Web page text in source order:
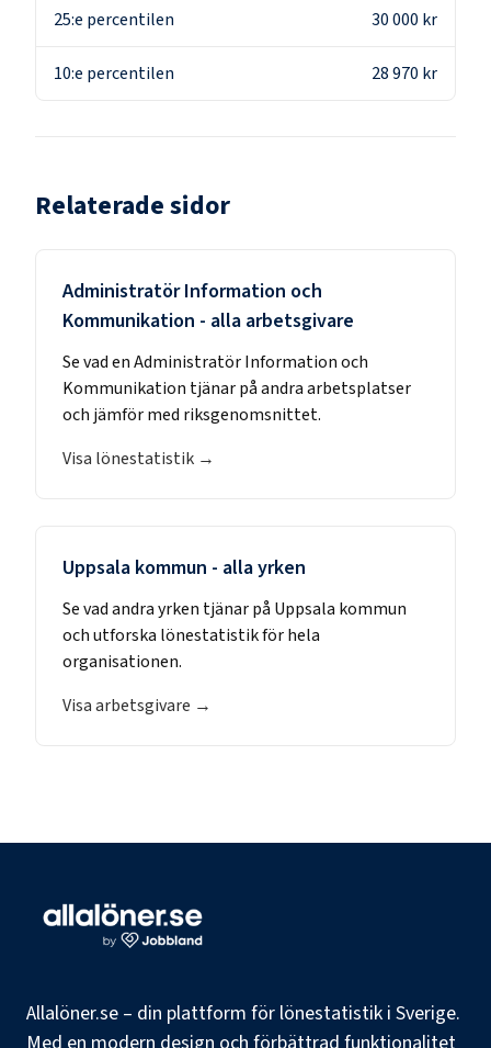
25:e percentilen 30 000 kr
10:e percentilen 28 970 kr
Relaterade sidor
Administratör Information och
Kommunikation - alla arbetsgivare
Se vad enAdministratör Information och
Kommunikation tjänar på andra arbetsplatser
och jämför med riksgenomsnittet.
Visa lönestatistik →
Uppsala kommun - alla yrken
Se vad andra yrken tjänar på Uppsala kommun
och utforska lönestatistik för hela
organisationen.
Visa arbetsgivare →
Allalöner.se – din plattform för lönestatistik i Sverige.